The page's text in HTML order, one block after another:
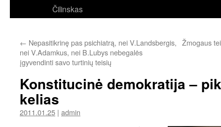
Čilinskas
← Nepasitikrinę pas psichiatrą, nei V.Landsbergis,
nei V.Adamkus, nei B.Lubys nebegalės
įgyvendinti savo turtinių teisių
Žmogaus
Konstitucinė demokratija –
kelias
2011.01.25 | admin